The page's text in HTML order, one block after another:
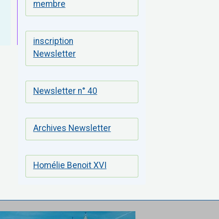
membre
inscription
Newsletter
Newsletter n° 40
Archives Newsletter
Homélie Benoit XVI